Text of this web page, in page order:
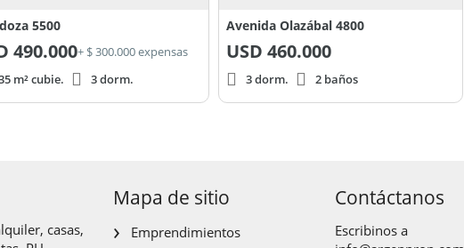
5500
490.000+ $ 300.000 expensas
m² cubie.
3 dorm.
Avenida Olazábal 4800
USD 460.000
3 dorm. 2 baños
casas,
Mapa de sitio
Emprendimientos
Contáctanos
Escribinos a